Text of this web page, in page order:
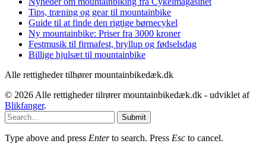
Tips, træning og gear til mountainbike
Guide til at finde den rigtige børnecykel
Ny mountainbike: Priser fra 3000 kroner
Festmusik til firmafest, bryllup og fødselsdag
Billige hjulsæt til mountainbike
Alle rettigheder tilhører mountainbikedæk.dk
© 2026 Alle rettigheder tilrører mountainbikedæk.dk - udviklet af
Blikfanger.
Submit
Type above and press Enterto search. Press Esc to cancel.